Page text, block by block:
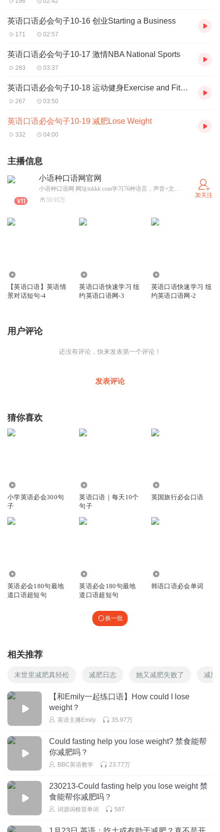
英语口语必会句子10-16 创业Starting a Business
171 02:57
英语口语必会句子10-17 激情NBA National Sports
283 03:37
英语口语必会句子10-18 运动健身Exercise and Fitness
267 03:50
英语口语必会句子10-19 减肥Lose Weight
332 04:00
主播信息
小语种口语网官网
小语种口语网 网址tukkk.com学习76种语言，声音+文本，每个句子都伴有音频，欧洲语言 亚洲语言，非洲语言。纽约英语口语网 网址ny-yy.com 由美国播音员朗读。每个句子都伴有音频。请联系我孙强
59.95万
加关注
【英语口语】英语情
景对话短句-4
英语口语快速学习 纽
约英语口语网-3
英语口语快速学习 纽
约英语口语网-2
用户评论
还没有评论，快来发表第一个评论！
发表评论
猜你喜欢
小学英语必会300句
子
英语口语｜每天10个
句子
英国旅行必会口语
英语必会180句最地
道口语超短句
英语必会180句最地
道口语超短句
韩语口语必会单词
换一批
相关推荐
末世里减肥真轻松 减肥日志 她又减肥失败了 减肥
【和Emily一起练口语】How could I lose
weight？
英语主播Emily 35.97万
Could fasting help you lose weight? 禁食能帮
你减肥吗？
BBC英语教学 23.77万
230213-Could fasting help you lose weight 禁
食能帮你减肥吗？
词源词根背单词 587